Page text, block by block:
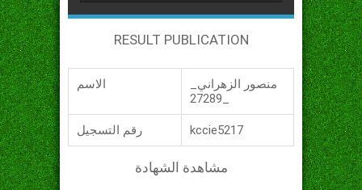
RESULT PUBLICATION
الاسم
منصور الزهراني_
رقم التسجيل kccie5217
مشاهدة الشهادة